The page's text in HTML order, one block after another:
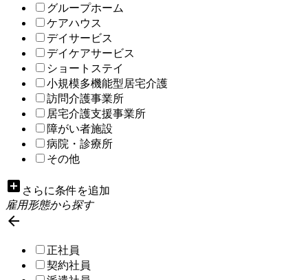
グループホーム
ケアハウス
デイサービス
デイケアサービス
ショートステイ
小規模多機能型居宅介護
訪問介護事業所
居宅介護支援事業所
障がい者施設
病院・診療所
その他
add_box さらに条件を追加
雇用形態から探す

正社員
契約社員